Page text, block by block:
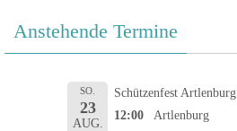
Anstehende Termine
SO.
23
AUG.
Schützenfest Artlenburg
12:00
Artlenburg